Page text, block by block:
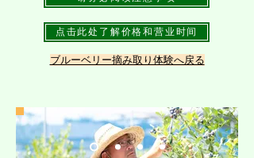
点击此处了解价格和营业时间
​ブルーベリー摘み取り体験へ戻る